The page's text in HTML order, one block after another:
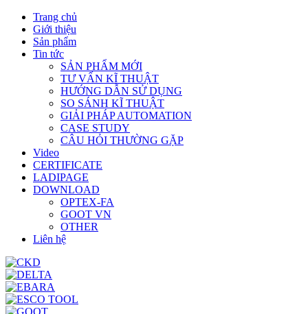
Trang chủ
Giới thiệu
Sản phẩm
Tin tức
SẢN PHẨM MỚI
TƯ VẤN KĨ THUẬT
HƯỚNG DẪN SỬ DỤNG
SO SÁNH KĨ THUẬT
GIẢI PHÁP AUTOMATION
CASE STUDY
CÂU HỎI THƯỜNG GẶP
Video
CERTIFICATE
LADIPAGE
DOWNLOAD
OPTEX-FA
GOOT VN
OTHER
Liên hệ